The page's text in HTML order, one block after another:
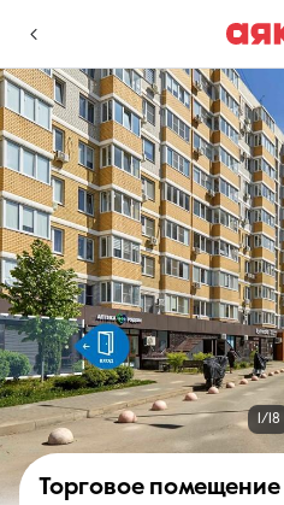
г. Краснодар
Избранное
0 объявлений
Недвижимость
1/18
Торговое помещение